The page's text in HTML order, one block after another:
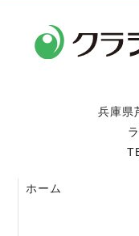
兵庫県
ホーム